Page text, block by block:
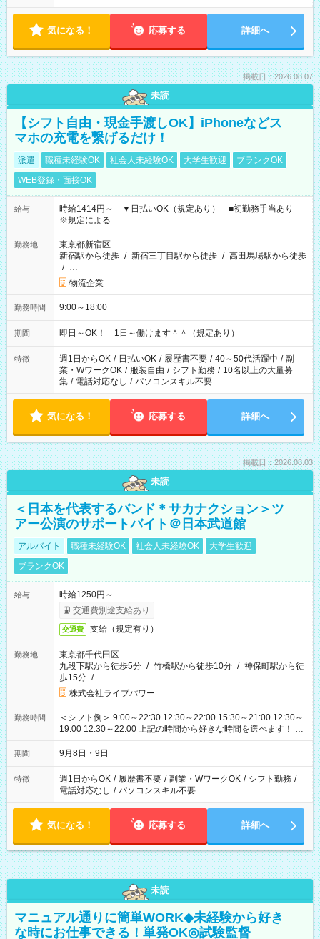
気になる！ 応募する 詳細へ
掲載日：2026.08.07
未読
【シフト自由・現金手渡しOK】iPhoneなどス
マホの充電を繋げるだけ！
派遣 職種未経験OK 社会人未経験OK 大学生歓迎
ブランクOK
WEB登録・面接OK
給与
時給1414円～ ▼日払いOK（規定あり） ■初勤務手当あり
※規定による
勤務地
東京都新宿区
新宿駅から徒歩 / 新宿三丁目駅から徒歩 / 高田馬場駅から徒歩
/ …
物流企業
勤務時間 9:00～18:00
期間 即日～OK！ 1日～働けます＾＾（規定あり）
特徴 週1日からOK / 日払いOK / 履歴書不要 / 40～50代活躍中 / 副
業・WワークOK / 服装自由 / シフト勤務 / 10名以上の大量募
集 / 電話対応なし / パソコンスキル不要
気になる！ 応募する 詳細へ
掲載日：2026.08.03
未読
＜日本を代表するバンド＊サカナクション＞ツ
アー公演のサポートバイト＠日本武道館
アルバイト 職種未経験OK 社会人未経験OK
大学生歓迎
ブランクOK
給与
時給1250円～
交通費別途支給あり
交通費 支給（規定有り）
勤務地
東京都千代田区
九段下駅から徒歩5分 / 竹橋駅から徒歩10分 / 神保町駅から徒
歩15分 / …
株式会社ライブパワー
勤務時間
＜シフト例＞ 9:00～22:30 12:30～22:00 15:30～21:00 12:30～
19:00 12:30～22:00 上記の時間から好きな時間を選べます！ ※
時間は変更となる可能性があります
期間 9月8日・9日
特徴 週1日からOK / 履歴書不要 / 副業・WワークOK / シフト勤務 /
電話対応なし / パソコンスキル不要
気になる！ 応募する 詳細へ
未読
マニュアル通りに簡単WORK◆未経験から好き
な時にお仕事できる！単発OK◎試験監督